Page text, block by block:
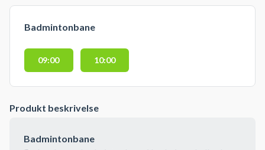
Badmintonbane
09:00 10:00
Produkt beskrivelse
Badmintonbane